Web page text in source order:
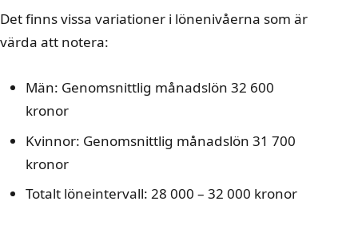
Det finns vissa variationer i lönenivåerna som är
värda att notera:
Män: Genomsnittlig månadslön 32 600
kronor
Kvinnor: Genomsnittlig månadslön 31 700
kronor
Totalt löneintervall: 28 000 – 32 000 kronor